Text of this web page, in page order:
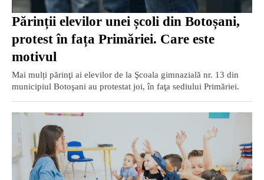
Părinții elevilor unei școli din Botoșani,
protest în fața Primăriei. Care este
motivul
Mai mulți părinţi ai elevilor de la Şcoala gimnazială nr. 13 din
municipiul Botoşani au protestat joi, în faţa sediului Primăriei.